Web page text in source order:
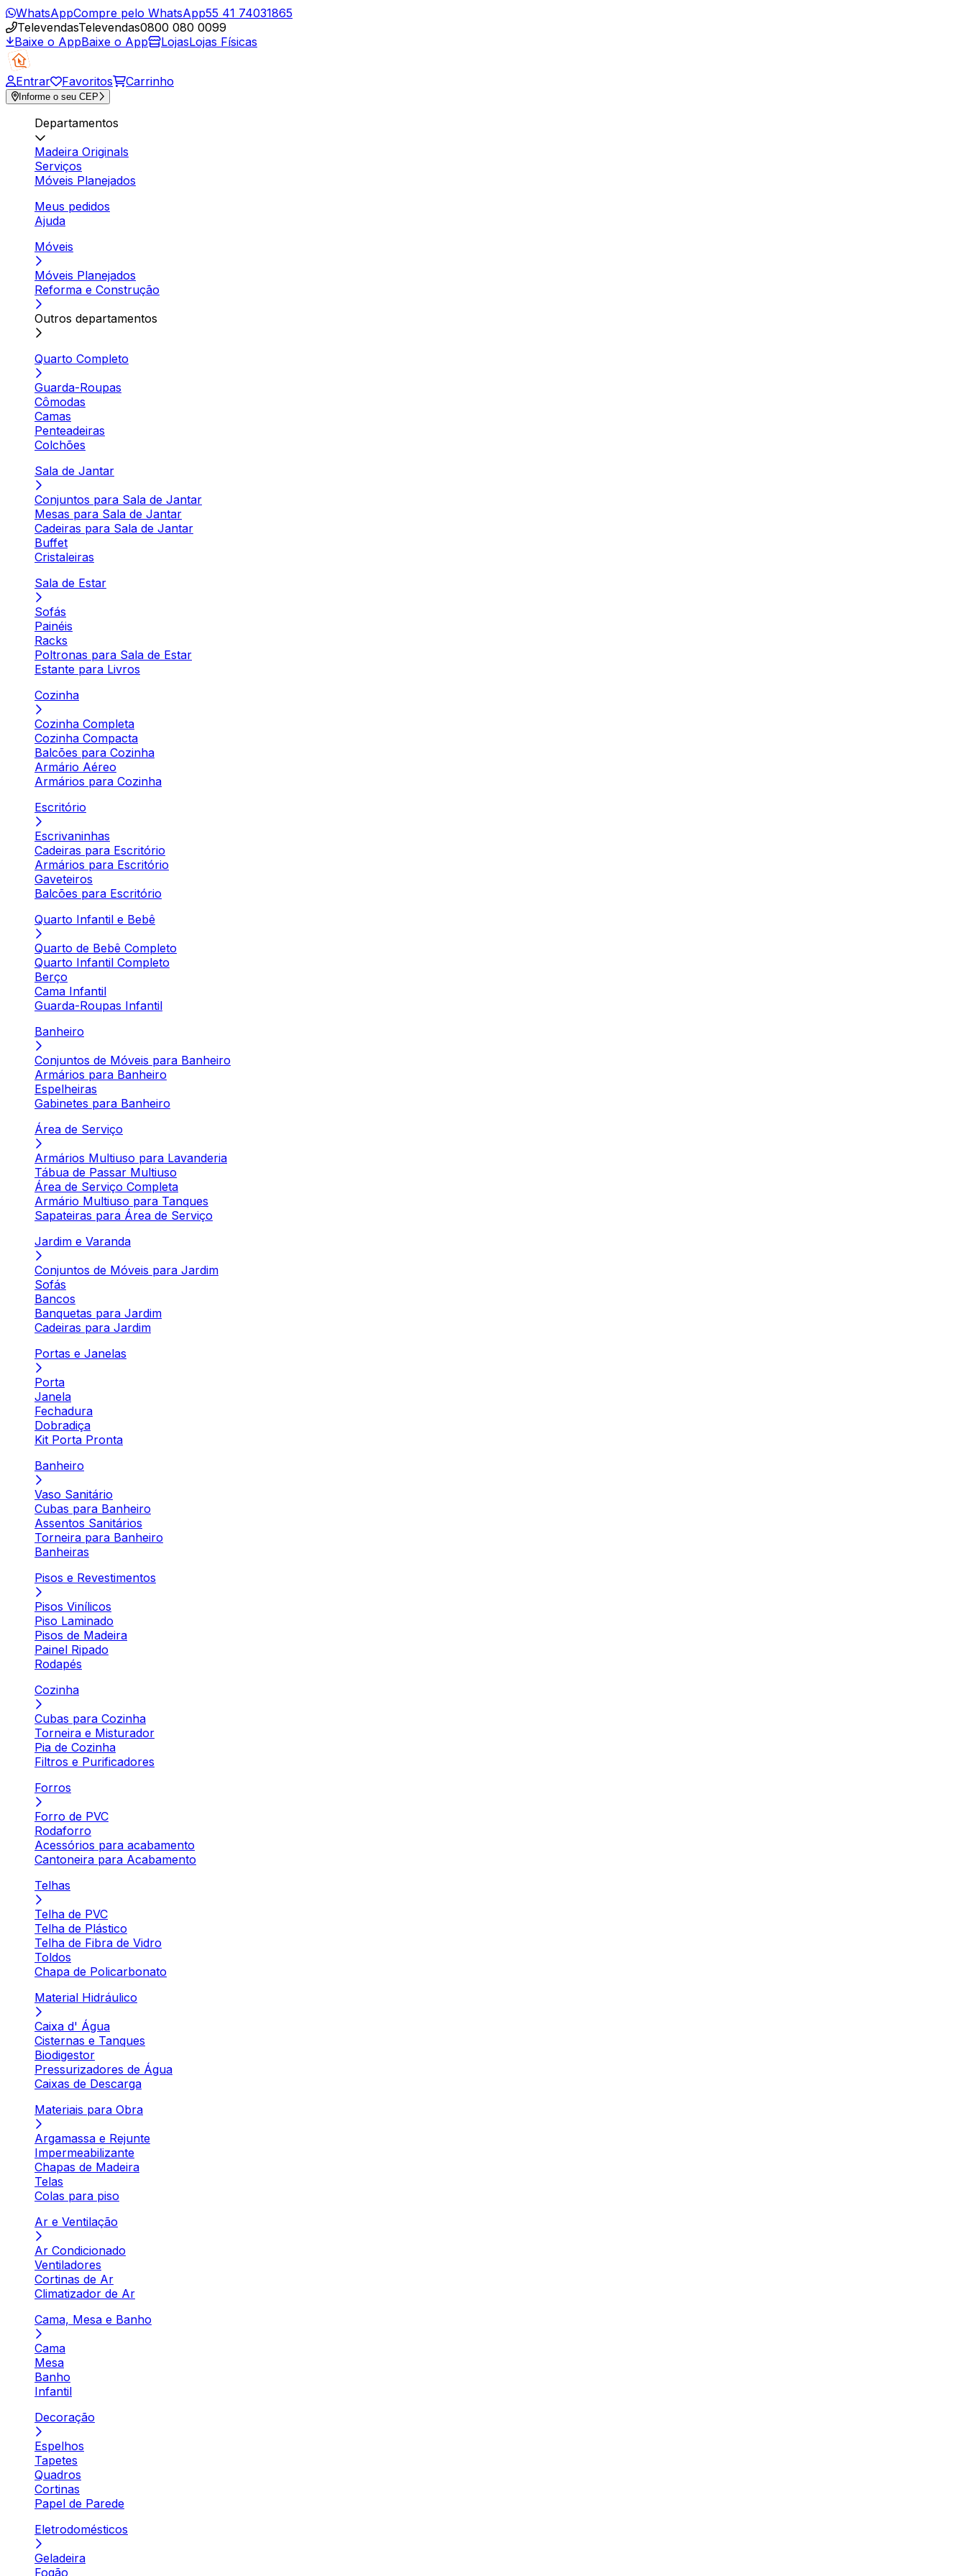
WhatsAppCompre pelo WhatsApp55 41 74031865
TelevendasTelevendas0800 080 0099
Baixe o AppBaixe o App LojasLojas Físicas
Entrar Favoritos Carrinho
Informe o seu CEP
Departamentos
Madeira Originals
Serviços
Móveis Planejados
Meus pedidos
Ajuda
Móveis
Móveis Planejados
Reforma e Construção
Outros departamentos
Quarto Completo
Guarda-Roupas
Cômodas
Camas
Penteadeiras
Colchões
Sala de Jantar
Conjuntos para Sala de Jantar
Mesas para Sala de Jantar
Cadeiras para Sala de Jantar
Buffet
Cristaleiras
Sala de Estar
Sofás
Painéis
Racks
Poltronas para Sala de Estar
Estante para Livros
Cozinha
Cozinha Completa
Cozinha Compacta
Balcões para Cozinha
Armário Aéreo
Armários para Cozinha
Escritório
Escrivaninhas
Cadeiras para Escritório
Armários para Escritório
Gaveteiros
Balcões para Escritório
Quarto Infantil e Bebê
Quarto de Bebê Completo
Quarto Infantil Completo
Berço
Cama Infantil
Guarda-Roupas Infantil
Banheiro
Conjuntos de Móveis para Banheiro
Armários para Banheiro
Espelheiras
Gabinetes para Banheiro
Área de Serviço
Armários Multiuso para Lavanderia
Tábua de Passar Multiuso
Área de Serviço Completa
Armário Multiuso para Tanques
Sapateiras para Área de Serviço
Jardim e Varanda
Conjuntos de Móveis para Jardim
Sofás
Bancos
Banquetas para Jardim
Cadeiras para Jardim
Portas e Janelas
Porta
Janela
Fechadura
Dobradiça
Kit Porta Pronta
Banheiro
Vaso Sanitário
Cubas para Banheiro
Assentos Sanitários
Torneira para Banheiro
Banheiras
Pisos e Revestimentos
Pisos Vinílicos
Piso Laminado
Pisos de Madeira
Painel Ripado
Rodapés
Cozinha
Cubas para Cozinha
Torneira e Misturador
Pia de Cozinha
Filtros e Purificadores
Forros
Forro de PVC
Rodaforro
Acessórios para acabamento
Cantoneira para Acabamento
Telhas
Telha de PVC
Telha de Plástico
Telha de Fibra de Vidro
Toldos
Chapa de Policarbonato
Material Hidráulico
Caixa d' Água
Cisternas e Tanques
Biodigestor
Pressurizadores de Água
Caixas de Descarga
Materiais para Obra
Argamassa e Rejunte
Impermeabilizante
Chapas de Madeira
Telas
Colas para piso
Ar e Ventilação
Ar Condicionado
Ventiladores
Cortinas de Ar
Climatizador de Ar
Cama, Mesa e Banho
Cama
Mesa
Banho
Infantil
Decoração
Espelhos
Tapetes
Quadros
Cortinas
Papel de Parede
Eletrodomésticos
Geladeira
Fogão